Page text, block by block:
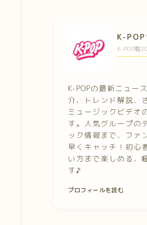
K-
K-POP暦
K-POPの最新ニュー
介、トレンド解説、
ミュージックビデオ
す。人気グループの
ック情報まで、ファ
早くキャッチ！初心
い方まで楽しめる、
す♪
プロフィールを読む